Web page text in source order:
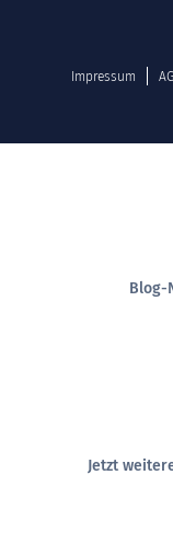
Impressum
Blog-
Jetzt